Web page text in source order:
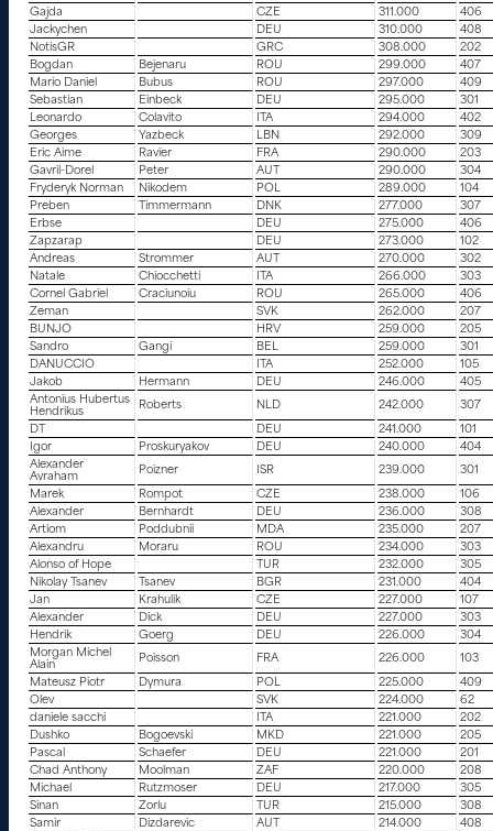
Gajda
CZE 311.000
406
Jackychen
DEU 310.000
408
NotisGR
GRC 308.000
202
Bogdan
Bejenaru ROU 299.000
407
Mario Daniel
Bubus ROU 297.000
409
Sebastian
Einbeck DEU 295.000
301
Leonardo
Colavito ITA 294.000
402
Georges
Yazbeck LBN 292.000
309
Eric Aime
Ravier FRA 290.000
203
Gavril-Dorel
Peter AUT 290.000
304
Fryderyk Norman
Nikodem POL 289.000
104
Preben
Timmermann DNK 277.000
307
Erbse
DEU 275.000
406
Zapzarap
DEU 273.000
102
Andreas
Strommer AUT 270.000
302
Natale
Chiocchetti ITA 266.000
303
Cornel Gabriel
Craciunoiu ROU 265.000
406
Zeman
SVK 262.000
207
BUNJO
HRV 259.000
205
Sandro
Gangi BEL 259.000
301
DANUCCIO
ITA 252.000
105
Jakob
Hermann DEU 246.000
405
Antonius Hubertus
Hendrikus
Roberts NLD 242.000
307
DT
DEU 241.000
101
Igor
Proskuryakov DEU 240.000
404
Alexander
Avraham
Poizner ISR 239.000
301
Marek
Rompot CZE 238.000
106
Alexander
Bernhardt DEU 236.000
308
Artiom
Poddubnii MDA 235.000
207
Alexandru
Moraru ROU 234.000
303
Alonso of Hope
TUR 232.000
305
Nikolay Tsanev
Tsanev BGR 231.000
404
Jan
Krahulik CZE 227.000
107
Alexander
Dick DEU 227.000
303
Hendrik
Goerg DEU 226.000
304
Morgan Michel
Alain
Poisson FRA 226.000
103
Mateusz Piotr
Dymura POL 225.000
409
Olev
SVK 224.000
62
daniele sacchi
ITA 221.000
202
Dushko
Bogoevski MKD 221.000
205
Pascal
Schaefer DEU 221.000
201
Chad Anthony
Moolman ZAF 220.000
208
Michael
Rutzmoser DEU 217.000
305
Sinan
Zorlu TUR 215.000
308
Samir
Dizdarevic AUT 214.000
408